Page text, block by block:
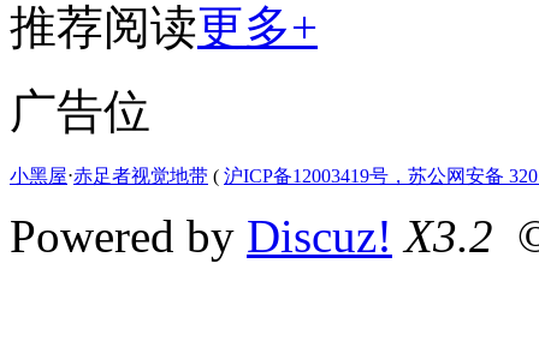
推荐阅读更多+
广告位
小黑屋⋅赤足者视觉地带 ( 沪ICP备12003419号，苏公网安备
Powered by Discuz! X3.2